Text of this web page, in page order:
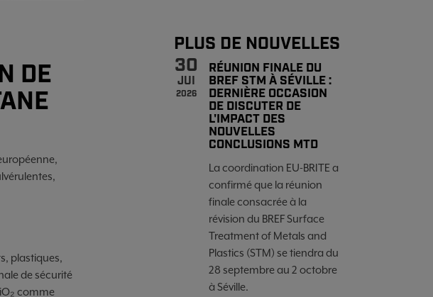
DE
plastiques,
de sécurité
comme
PLUS DE NOUVELLES
30
JUI
2026
RÉUNION FINALE DU
BREF STM À SÉVILLE :
DERNIÈRE OCCASION
DE DISCUTER DE
L'IMPACT DES
NOUVELLES
CONCLUSIONS MTD
La coordination EU-BRITE a
confirmé que la réunion
finale consacrée à la
révision du BREF Surface
Treatment of Metals and
Plastics (STM) se tiendra du
28 septembre au 2 octobre
à Séville.